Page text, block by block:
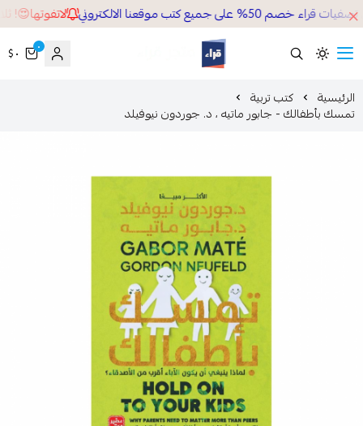
لاتفوتها😍! ثلاث فواصل مجانية من اختيارك اضغط هنا للاختيار. عروض تصفيات قراء
قراء ٠ $
كتب تربية
بأطفالك - جابور ماتيه ، د. جوردون نيوفيلد